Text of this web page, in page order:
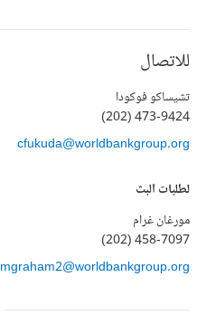
للاتصال
تشيساكو فوكودا
(202) 473-9424
cfukuda@worldbankgroup.org
لطلبات البث
مورغان غرام
(202) 458-7097
mgraham2@worldbankgroup.org